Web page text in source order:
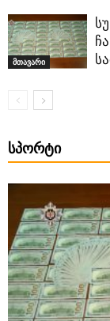
მთავარი
ᲡᲞᲝᲠᲢᲘ